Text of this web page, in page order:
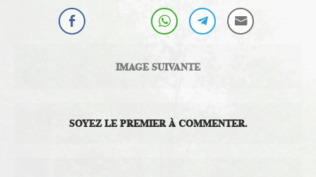
IMAGE SUIVANTE
SOYEZ LE PREMIER À COMMENTER.